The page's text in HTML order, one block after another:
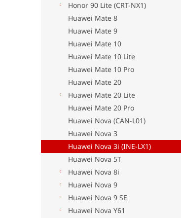
Honor 90 Lite (CRT-NX1)
Huawei Mate 8
Huawei Mate 9
Huawei Mate 10
Huawei Mate 10 Lite
Huawei Mate 10 Pro
Huawei Mate 20
Huawei Mate 20 Lite
Huawei Mate 20 Pro
Huawei Nova (CAN-L01)
Huawei Nova 3
Huawei Nova 3i (INE-LX1)
Huawei Nova 5T
Huawei Nova 8i
Huawei Nova 9
Huawei Nova 9 SE
Huawei Nova Y61